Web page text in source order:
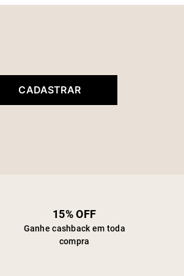
CADASTRAR
15% OFF
Ganhe cashback em toda
compra